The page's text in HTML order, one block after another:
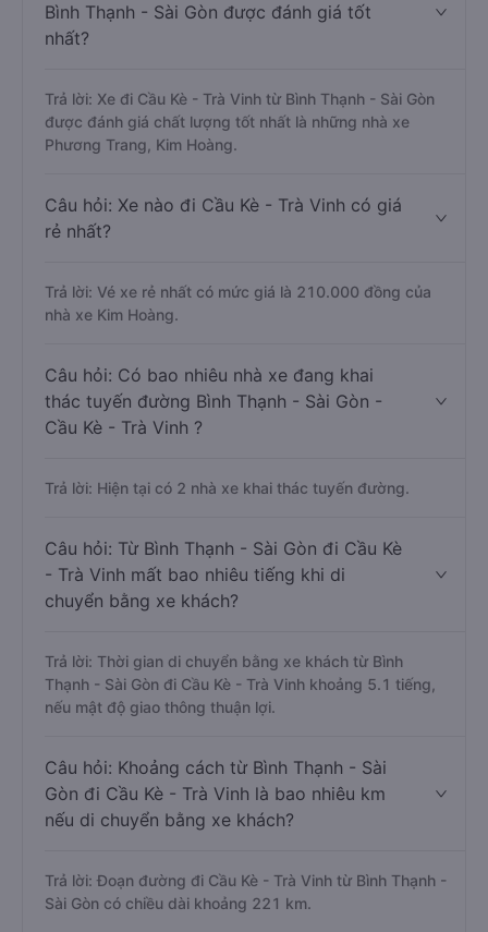
Bình Thạnh - Sài Gòn được đánh giá tốt
nhất?
Trả lời: Xe đi Cầu Kè - Trà Vinh từ Bình Thạnh - Sài Gòn
được đánh giá chất lượng tốt nhất là những nhà xe
Phương Trang, Kim Hoàng.
Câu hỏi: Xe nào đi Cầu Kè - Trà Vinh có giá
rẻ nhất?
Trả lời: Vé xe rẻ nhất có mức giá là 210.000 đồng của
nhà xe Kim Hoàng.
Câu hỏi: Có bao nhiêu nhà xe đang khai
thác tuyến đường Bình Thạnh - Sài Gòn -
Cầu Kè - Trà Vinh ?
Trả lời: Hiện tại có 2 nhà xe khai thác tuyến đường.
Câu hỏi: Từ Bình Thạnh - Sài Gòn đi Cầu Kè
- Trà Vinh mất bao nhiêu tiếng khi di
chuyển bằng xe khách?
Trả lời: Thời gian di chuyển bằng xe khách từ Bình
Thạnh - Sài Gòn đi Cầu Kè - Trà Vinh khoảng 5.1 tiếng,
nếu mật độ giao thông thuận lợi.
Câu hỏi: Khoảng cách từ Bình Thạnh - Sài
Gòn đi Cầu Kè - Trà Vinh là bao nhiêu km
nếu di chuyển bằng xe khách?
Trả lời: Đoạn đường đi Cầu Kè - Trà Vinh từ Bình Thạnh -
Sài Gòn có chiều dài khoảng 221 km.